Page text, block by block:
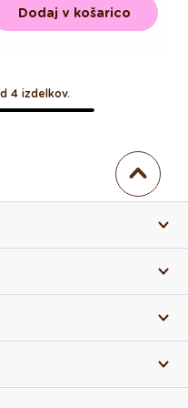
Dodaj v košarico
4 izdelkov.